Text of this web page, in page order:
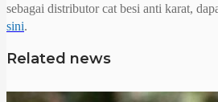
sebagai distributor cat besi anti karat,
sini.
Related news